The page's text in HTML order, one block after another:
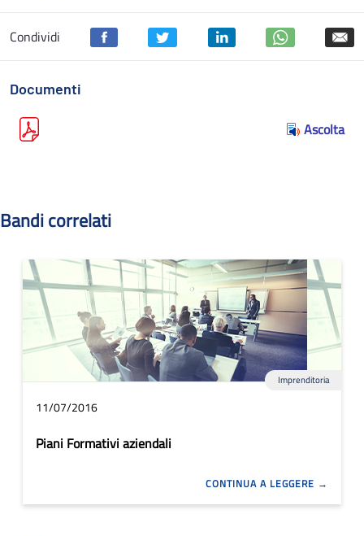
Condividi
Documenti
Ascolta
Bandi correlati
Imprenditoria
11/07/2016
Piani Formativi aziendali
CONTINUA A LEGGERE